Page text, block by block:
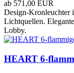
ab 571,00 EUR
Design-Kronleuchter
Lichtquellen.
Lobby.
HEART 6-